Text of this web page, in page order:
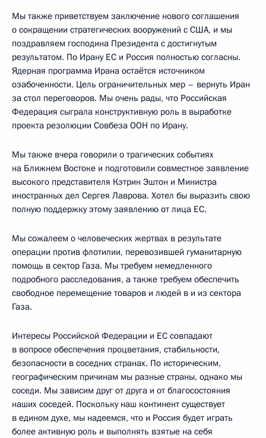
Мы также приветствуем заключение нового соглашения
о сокращении стратегических вооружений с США, и мы
поздравляем господина Президента с достигнутым
результатом. По Ирану ЕС и Россия полностью согласны.
Ядерная программа Ирана остаётся источником
озабоченности. Цель ограничительных мер – вернуть Иран
за стол переговоров. Мы очень рады, что Российская
Федерация сыграла конструктивную роль в выработке
проекта резолюции Совбеза ООН по Ирану.
Мы также вчера говорили о трагических событиях
на Ближнем Востоке и подготовили совместное заявление
высокого представителя Кэтрин Эштон и Министра
иностранных дел Сергея Лаврова. Хотел бы выразить свою
полную поддержку этому заявлению от лица ЕС.
Мы сожалеем о человеческих жертвах в результате
операции против флотилии, перевозившей гуманитарную
помощь в сектор Газа. Мы требуем немедленного
подробного расследования, а также требуем обеспечить
свободное перемещение товаров и людей в и из сектора
Газа.
Интересы Российской Федерации и ЕС совпадают
в вопросе обеспечения процветания, стабильности,
безопасности в соседних странах. По историческим,
географическим причинам мы разные страны, однако мы
соседи. Мы зависим друг от друга и от благосостояния
наших соседей. Поскольку наш континент существует
в едином духе, мы надеемся, что и Россия будет играть
более активную роль и выполнять взятые на себя